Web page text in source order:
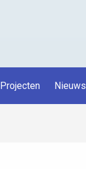
Projecten Nieuws